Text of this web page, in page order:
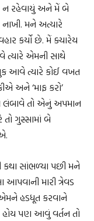
ન રહેવાયું અને મેં બે
મને અત્યારે
કર્યો છે. મેં ક્યારેય
ત્યારે એમની સાથે
આવે ત્યારે કોઈ વખત
અને ‘માફ કરો’
લંબાવે તો એનું અપમાન
ગુસ્સામાં બે
સાંભળ્યા પછી મને
મારી ત્રેવડ
એમને હડધૂત કરવાને
હોય પણ આવું વર્તન તો